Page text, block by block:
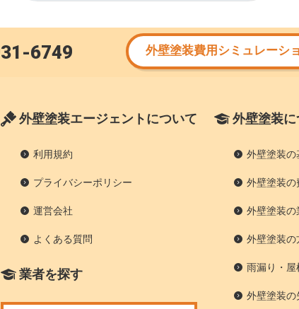
6749 外壁塗装費用シミュレーシ
外壁塗装エージェントについて
利用規約
プライバシーポリシー
運営会社
よくある質問
業者を探す
外壁塗装
外壁塗装の
外壁塗装の
外壁塗装の
外壁塗装の
雨漏り・屋
外壁塗装の